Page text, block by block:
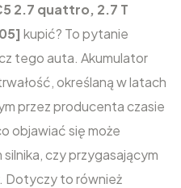
2.7 quattro, 2.7 T
kupić? To pytanie
tego auta. Akumulator
określaną w latach
przez producenta czasie
objawiać się może
czy przygasającym
Dotyczy to również